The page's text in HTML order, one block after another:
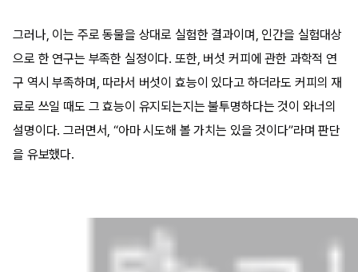
그러나, 이는 주로 동물을 상대로 실험한 결과이며, 인간을 실험대상
으로 한 연구는 부족한 실정이다. 또한, 버섯 커피에 관한 과학적 연
구 역시 부족하며, 따라서 버섯이 효능이 있다고 하더라도 커피의 재
료로 쓰일 때도 그 효능이 유지되는지는 불투명하다는 것이 와너의
설명이다. 그러면서, “아마 시도해 볼 가치는 있을 것이다”라며 판단
을 유보했다.